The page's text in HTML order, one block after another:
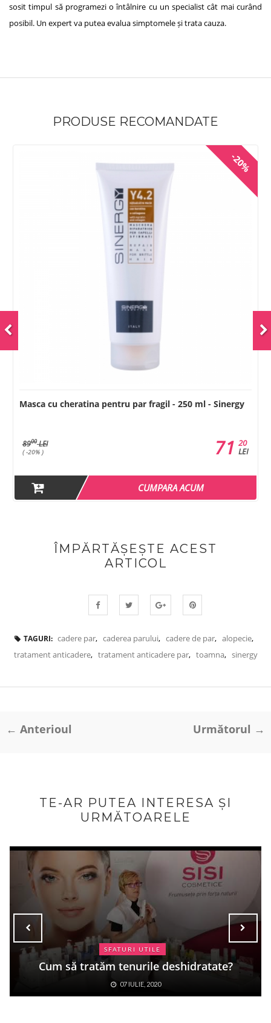
sosit timpul să programezi o întâlnire cu un specialist cât mai curând
posibil. Un expert va putea evalua simptomele și trata cauza.
PRODUSE RECOMANDATE
- Sinergy
20
71
Masca fortifianta pentru par cu Argan - 250
CUMPARA ACUM
ÎMPĂRTĂȘEȘTE ACEST
ARTICOL
TAGURI: cadere par, caderea parului, cadere de par, alopecie,
tratament anticadere, tratament anticadere par, toamna, sinergy
← Anterioul Următorul →
TE-AR PUTEA INTERESA ȘI
URMĂTOARELE
MEZOTERAPIA
Mezoterapie - Tratament de
fiole MCCM